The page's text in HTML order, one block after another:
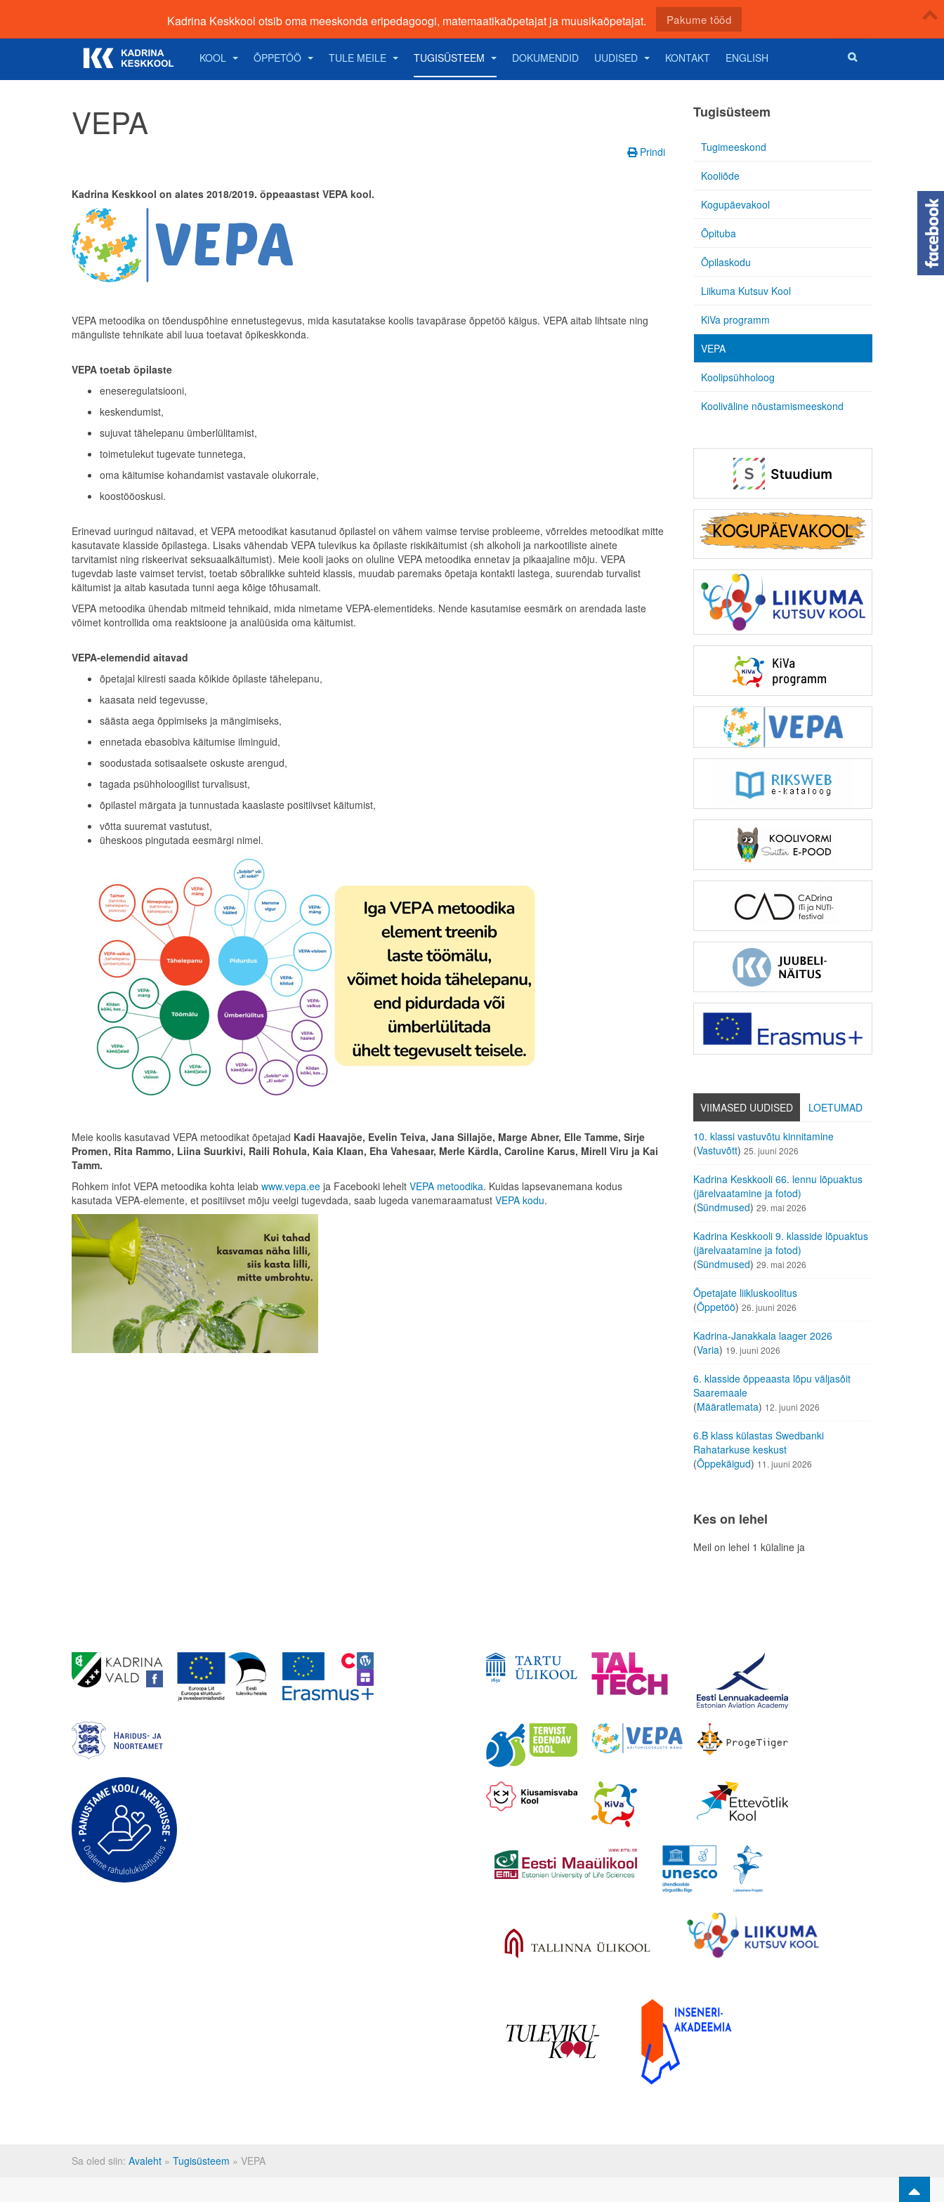
KOOL ÕPPETÖÖ TULE MEILE TUGISÜSTEEM DOKUMENDID UUDISED KONTAKT ENGLISH
VEPA
Prindi
Kadrina Keskkool on alates 2018/2019. õppeaastast VEPA kool.
VEPA metoodika on tõenduspõhine ennetustegevus, mida kasutatakse koolis tavapärase õppetöö käigus. VEPA aitab lihtsate ning
mänguliste tehnikate abil luua toetavat õpikeskkonda.
VEPA toetab õpilaste
eneseregulatsiooni,
keskendumist,
sujuvat tähelepanu ümberlülitamist,
toimetulekut tugevate tunnetega,
oma käitumise kohandamist vastavale olukorrale,
koostööoskusi.
Erinevad uuringud näitavad, et VEPA metoodikat kasutanud õpilastel on vähem vaimse tervise probleeme, võrreldes metoodikat mitte
kasutavate klasside õpilastega. Lisaks vähendab VEPA tulevikus ka õpilaste riskikäitumist (sh alkoholi ja narkootiliste ainete
tarvitamist ning riskeerivat seksuaalkäitumist). Meie kooli jaoks on oluline VEPA metoodika ennetav ja pikaajaline mõju. VEPA
tugevdab laste vaimset tervist, toetab sõbralikke suhteid klassis, muudab paremaks õpetaja kontakti lastega, suurendab turvalist
käitumist ja aitab kasutada tunni aega kõige tõhusamalt.
VEPA metoodika ühendab mitmeid tehnikaid, mida nimetame VEPA-elementideks. Nende kasutamise eesmärk on arendada laste
võimet kontrollida oma reaktsioone ja analüüsida oma käitumist.
VEPA-elemendid aitavad
õpetajal kiiresti saada kõikide õpilaste tähelepanu,
kaasata neid tegevusse,
säästa aega õppimiseks ja mängimiseks,
ennetada ebasobiva käitumise ilminguid,
soodustada sotisaalsete oskuste arengud,
tagada psühholoogilist turvalisust,
õpilastel märgata ja tunnustada kaaslaste positiivset käitumist,
võtta suuremat vastutust,
üheskoos pingutada eesmärgi nimel.
Meie koolis kasutavad VEPA metoodikat õpetajad Kadi Haavajõe, Evelin Teiva, Jana Sillajõe, Marge Abner, Elle Tamme, Sirje
Promen, Rita Rammo, Liina Suurkivi, Raili Rohula, Kaia Klaan, Eha Vahesaar, Merle Kärdla, Caroline Karus, Mirell Viru ja Kai
Tamm.
Rohkem infot VEPA metoodika kohta leiab www.vepa.ee ja Facebooki lehelt VEPA metoodika. Kuidas lapsevanemana kodus
kasutada VEPA-elemente, et positiivset mõju veelgi tugevdada, saab lugeda vanemaraamatust VEPA kodu.
Tugisüsteem
Tugimeeskond
Kooliõde
Kogupäevakool
Õpituba
Õpilaskodu
Liikuma Kutsuv Kool
KiVa programm
VEPA
Koolipsühholoog
Kooliväline nõustamismeeskond
VIIMASED UUDISED LOETUMAD
10. klassi vastuvõtu kinnitamine
(Vastuvõtt) 25. juuni 2026
Kadrina Keskkooli 66. lennu lõpuaktus
(järelvaatamine ja fotod)
(Sündmused) 29. mai 2026
Kadrina Keskkooli 9. klasside lõpuaktus
(järelvaatamine ja fotod)
(Sündmused) 29. mai 2026
Õpetajate liikluskoolitus
(Õppetöö) 26. juuni 2026
Kadrina-Janakkala laager 2026
(Varia) 19. juuni 2026
6. klasside õppeaasta lõpu väljasõit
Saaremaale
(Määratlemata) 12. juuni 2026
6.B klass külastas Swedbanki
Rahatarkuse keskust
(Õppekäigud) 11. juuni 2026
Kes on lehel
Meil on lehel 1 külaline ja
Sa oled siin: Avaleht » Tugisüsteem » VEPA
Kadrina Keskkool otsib oma meeskonda eripedagoogi, matemaatikaõpetajat ja muusikaõpetajat. Pakume tööd